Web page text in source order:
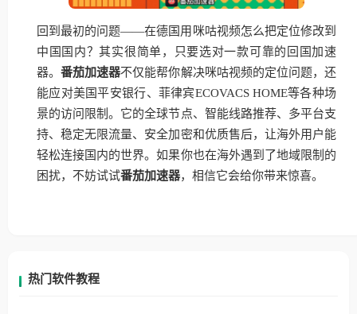
回到最初的问题——在德国用咪咕视频怎么把定位修改到
中国国内？其实很简单，只要选对一款可靠的回国加速
器。番茄加速器不仅能帮你解决咪咕视频的定位问题，还
能应对美国平安银行、菲律宾ECOVACS HOME等各种场
景的访问限制。它的全球节点、智能线路推荐、多平台支
持、稳定无限流量、安全加密和优质售后，让海外用户能
轻松连接国内的世界。如果你也在海外遇到了地域限制的
困扰，不妨试试番茄加速器，相信它会给你带来惊喜。
热门软件教程